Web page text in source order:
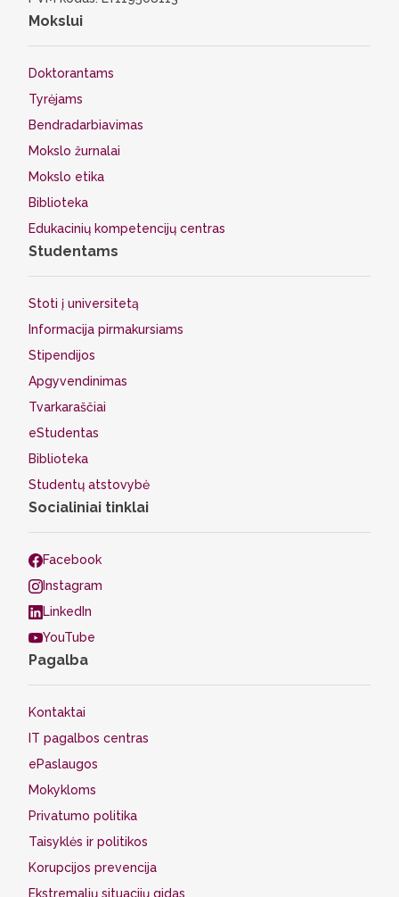
Mokslui
Doktorantams
Tyrėjams
Bendradarbiavimas
Mokslo žurnalai
Mokslo etika
Biblioteka
Edukacinių kompetencijų centras
Studentams
Stoti į universitetą
Informacija pirmakursiams
Stipendijos
Apgyvendinimas
Tvarkaraščiai
eStudentas
Biblioteka
Studentų atstovybė
Socialiniai tinklai
Facebook
Instagram
LinkedIn
YouTube
Pagalba
Kontaktai
IT pagalbos centras
ePaslaugos
Mokykloms
Privatumo politika
Taisyklės ir politikos
Korupcijos prevencija
Ekstremalių situacijų gidas